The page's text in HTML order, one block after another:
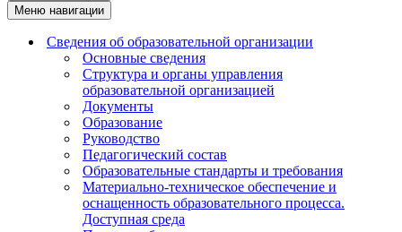
Меню навигации
Сведения об образовательной организации
Основные сведения
Структура и органы управления
образовательной организацией
Документы
Образование
Руководство
Педагогический состав
Образовательные стандарты и требования
Материально-техническое обеспечение и
оснащенность образовательного процесса.
Доступная среда